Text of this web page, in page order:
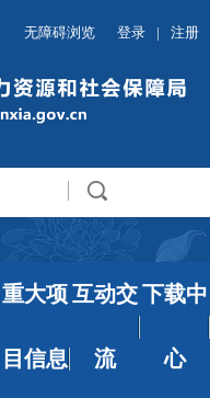
无障碍浏览 登录 | 注册
重大项
目信息
互动交
流
下载中
心